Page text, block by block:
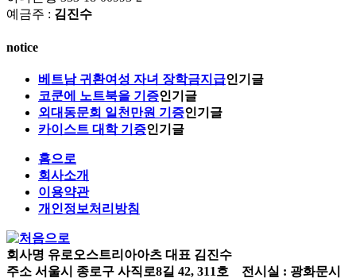
예금주 : 김진수
notice
베트남 귀환여성 자녀 장학금지급인기글
코쿤에 노트북을 기증인기글
외대동문회 일천만원 기증인기글
카이스트 대학 기증인기글
홈으로
회사소개
이용약관
개인정보처리방침
회사명 유로오스트리아아츠 대표 김진수
주소 서울시 종로구 사직로8길 42, 311호 전시실 : 광화문시